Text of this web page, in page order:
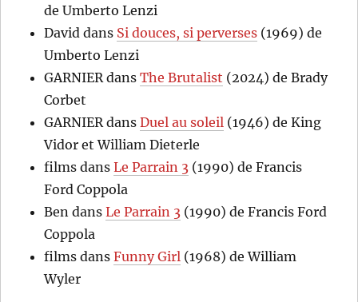
de Umberto Lenzi
David dans Si douces, si perverses (1969) de
Umberto Lenzi
GARNIER dansThe Brutalist (2024) de Brady
Corbet
GARNIER dansDuel au soleil (1946) de King
Vidor et William Dieterle
films dansLe Parrain 3 (1990) de Francis
Ford Coppola
Ben dansLe Parrain 3 (1990) de Francis Ford
Coppola
films dansFunny Girl (1968) de William
Wyler